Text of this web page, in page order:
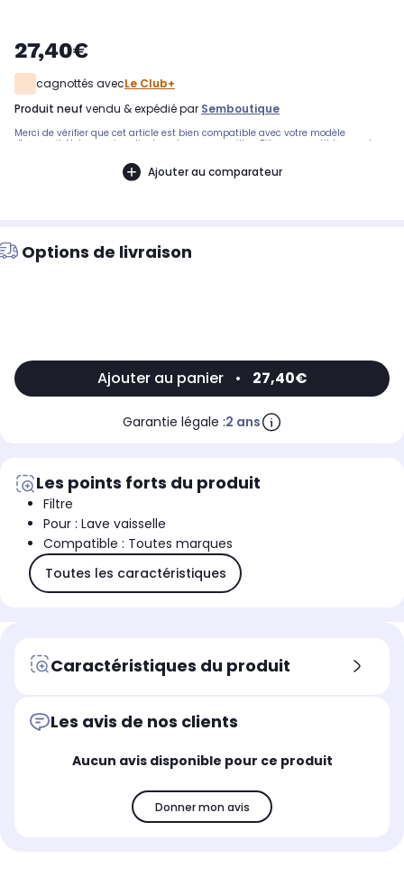
27,40€
cagnottés avecLe Club+
produit neuf vendu & expédié par Semboutique
Merci de vérifier que cet article est bien compatible avec votre modèle
d'appareil. Notre service client peut vous conseiller. .Pièce compatible avec les
CELV1539B, TLV15C39OCEANIC: OCEALV1539IX - 666663, OCEALV1539B - 666878,
OCEALV1539W - 666671VALBERG: 12C41AWVET - 690537, VAL12C41BVT - 688235,
Ajouter au comparateur
Options de livraison
Ajouter au panier • 27,40€
Garantie légale :2 ans
Les points forts du produit
Filtre
Pour : Lave vaisselle
Compatible : Toutes marques
Toutes les caractéristiques
Caractéristiques du produit
Les avis de nos clients
Aucun avis disponible pour ce produit
Donner mon avis